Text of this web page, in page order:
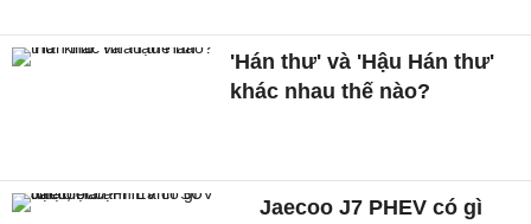
'Hán thư' và 'Hậu Hán thư'
khác nhau thế nào?
Jaecoo J7 PHEV có gì